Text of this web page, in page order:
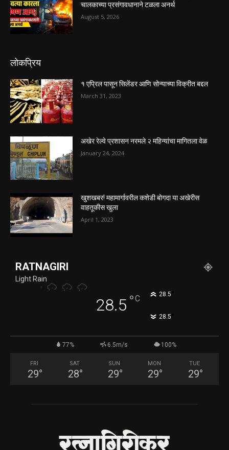
चालकाच्या प्रसंगावधानाने टळला अनर्थ
August 5, 2026
लोकप्रिय
१ एप्रिल पासून सिलेंडर आणि सोन्याच्या विक्रीत बद्दल
March 31, 2023
अखेर रेल्वे प्रशासन नरमले २ महिन्यांचा मागितला वेळ
January 24, 2024
खुशखबर! महामार्गावरील कशेडी बोगदा या अखेरीस
वाहतूकीस खुला
April 1, 2023
RATNAGIRI
Light Rain
28.5 °C 28.5
28.5
77% 6.5m/s 100%
FRI
29°
SAT
28°
SUN
29°
MON
29°
TUE
29°